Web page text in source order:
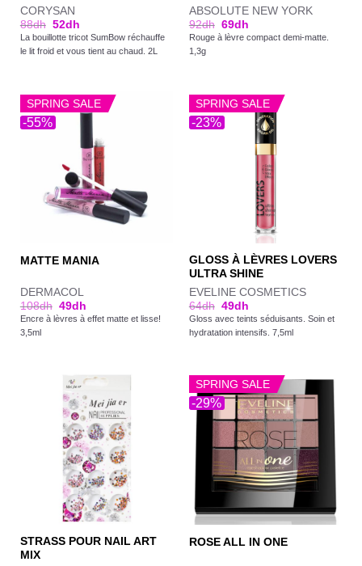
CORYSAN
88dh 52dh
La bouillotte tricot SumBow réchauffe
le lit froid et vous tient au chaud. 2L
ABSOLUTE NEW YORK
92dh 69dh
Rouge à lèvre compact demi-matte.
1,3g
-55%
SPRING SALE
MATTE MANIA
DERMACOL
108dh 49dh
Encre à lèvres à effet matte et lisse!
3,5ml
-23%
SPRING SALE
GLOSS À LÈVRES LOVERS
ULTRA SHINE
EVELINE COSMETICS
64dh 49dh
Gloss avec teints séduisants. Soin et
hydratation intensifs. 7,5ml
STRASS POUR NAIL ART
MIX
-29%
SPRING SALE
ROSE ALL IN ONE